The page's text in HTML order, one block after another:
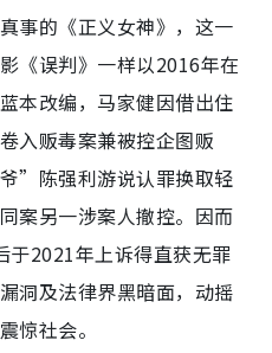
事的《正义女神》，这一
《误判》一样以2016年在
本改编，马家健因借出住
入贩毒案兼被控企图贩
”陈强利游说认罪换取轻
案另一涉案人撤控。因而
于2021年上诉得直获无罪
洞及法律界黑暗面，动摇
惊社会。